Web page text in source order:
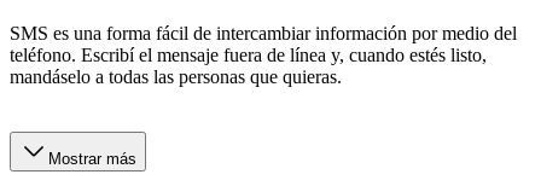
SMS es una forma fácil de intercambiar información por medio del
teléfono. Escribí el mensaje fuera de línea y, cuando estés listo,
mandáselo a todas las personas que quieras.
Mostrar más